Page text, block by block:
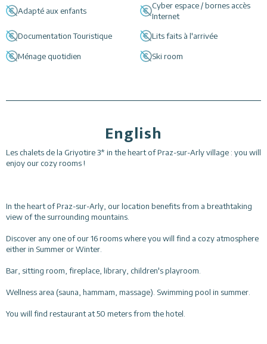
Adapté aux enfants
Cyber espace / bornes accès
Internet
Documentation Touristique Lits faits à l'arrivée
Ménage quotidien Ski room
English
Les chalets de la Griyotire 3* in the heart of Praz-sur-Arly village : you will
enjoy our cozy rooms !
In the heart of Praz-sur-Arly, our location benefits from a breathtaking
view of the surrounding mountains.
Discover any one of our 16 rooms where you will find a cozy atmosphere
either in Summer or Winter.
Bar, sitting room, fireplace, library, children's playroom.
Wellness area (sauna, hammam, massage). Swimming pool in summer.
You will find restaurant at 50 meters from the hotel.